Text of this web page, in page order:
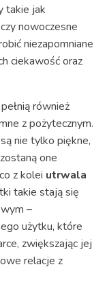
takie jak
nowoczesne
niezapomniane
ciekawość oraz
również
z pożytecznym.
nie tylko piękne,
one
z kolei utrwala
takie stają się
–
użytku, które
zwiększając jej
relacje z